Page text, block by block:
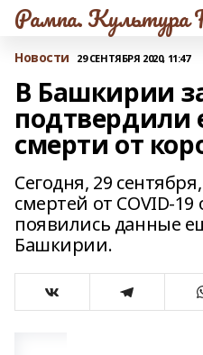
Рампа. Культура
Новости 29 СЕНТЯБРЯ 2020, 11:47
В Башкирии
подтвердили
смерти от
Сегодня, 29
смертей от COVID-
появились данные
Башкирии.